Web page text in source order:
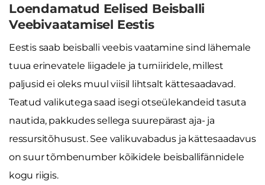
Loendamatud Eelised Beisballi
Veebivaatamisel Eestis
Eestis saab beisballi veebis vaatamine sind lähemale
tuua erinevatele liigadele ja turniiridele, millest
paljusid ei oleks muul viisil lihtsalt kättesaadavad.
Teatud valikutega saad isegi otseülekandeid tasuta
nautida, pakkudes sellega suurepärast aja- ja
ressursitõhusust. See valikuvabadus ja kättesaadavus
on suur tõmbenumber kõikidele beisballifännidele
kogu riigis.